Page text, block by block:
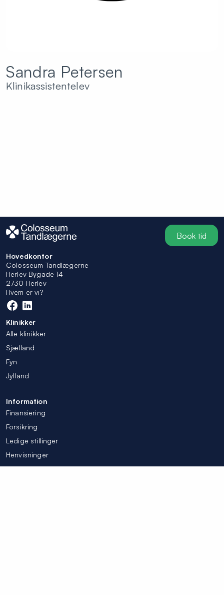
Sandra Petersen
Klinikassistentelev
Book tid
Hovedkontor
Colosseum Tandlægerne
Herlev Bygade 14
2730 Herlev
Hvem er vi?
Klinikker
Alle klinikker
Sjælland
Fyn
Jylland
Information
Finansiering
Forsikring
Ledige stillinger
Henvisninger